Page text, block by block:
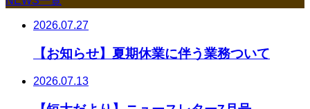
2026.07.27
【お知らせ】夏期休業に伴う業務ついて
2026.07.13